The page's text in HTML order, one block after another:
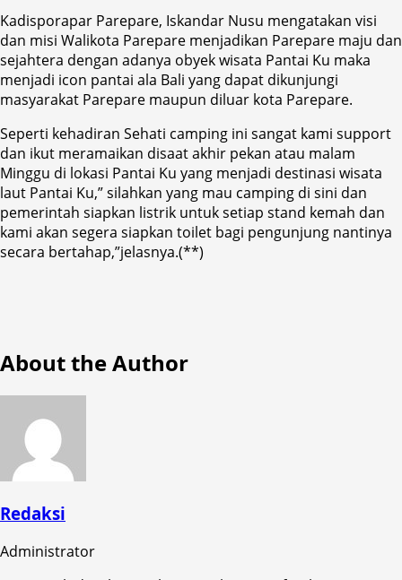
Kadisporapar Parepare, Iskandar Nusu mengatakan visi
dan misi Walikota Parepare menjadikan Parepare maju dan
sejahtera dengan adanya obyek wisata Pantai Ku maka
menjadi icon pantai ala Bali yang dapat dikunjungi
masyarakat Parepare maupun diluar kota Parepare.
Seperti kehadiran Sehati camping ini sangat kami support
dan ikut meramaikan disaat akhir pekan atau malam
Minggu di lokasi Pantai Ku yang menjadi destinasi wisata
laut Pantai Ku,” silahkan yang mau camping di sini dan
pemerintah siapkan listrik untuk setiap stand kemah dan
kami akan segera siapkan toilet bagi pengunjung nantinya
secara bertahap,”jelasnya.(**)
About the Author
Redaksi
Administrator